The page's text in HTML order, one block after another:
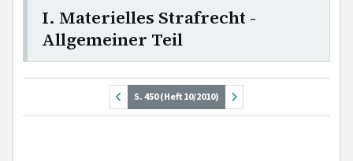
I. Materielles Strafrecht -
Allgemeiner Teil
S. 450 (Heft 10/2010)